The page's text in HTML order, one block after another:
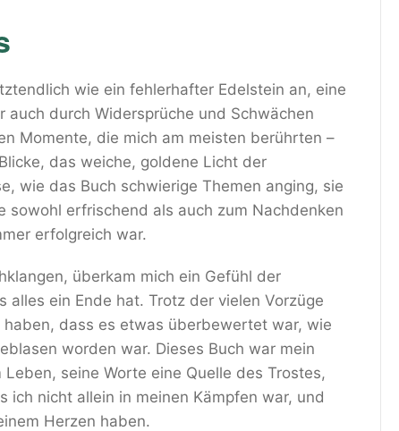
wie ein fehlerhafter Edelstein an, eine
durch Widersprüche und Schwächen
Momente, die mich am meisten berührten –
das weiche, goldene Licht der
wie das Buch schwierige Themen anging, sie
erfrischend als auch zum Nachdenken
erfolgreich war.
überkam mich ein Gefühl der
alles ein Ende hat. Trotz der vielen Vorzüge
dass es etwas überbewertet war, wie
worden war. Dieses Buch war mein
seine Worte eine Quelle des Trostes,
ich nicht allein in meinen Kämpfen war, und
Herzen haben.